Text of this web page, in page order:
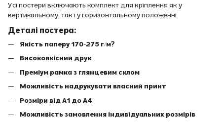
Усі постери включають комплект для кріплення як у
вертикальному, так і у горизонтальному положенні.
Деталі постера:
Якість паперу 170-275 г/м?
Високоякісний друк
Преміум рамка з глянцевим склом
Можливість надрукувати власний принт
Розміри від A1 до A4
Можливість замовлення індивідуальних розмірів